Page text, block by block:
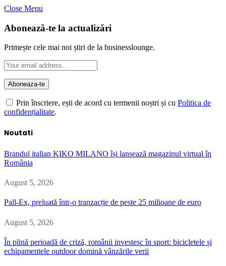
Close Menu
Abonează-te la actualizări
Primește cele mai noi știri de la businesslounge.
Prin înscriere, ești de acord cu termenii noștri și cu Politica de
confidențialitate.
Noutati
Brandul italian KIKO MILANO își lansează magazinul virtual în
România
August 5, 2026
Pall-Ex, preluată într-o tranzacție de peste 25 milioane de euro
August 5, 2026
În plină perioadă de criză, românii investesc în sport: bicicletele și
echipamentele outdoor domină vânzările verii